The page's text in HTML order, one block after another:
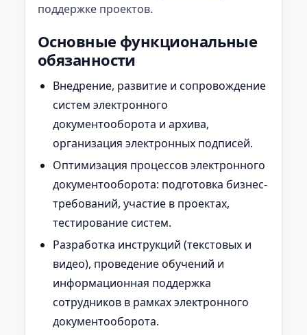
поддержке проектов.
Основные функциональные
обязанности
Внедрение, развитие и сопровождение
систем электронного
документооборота и архива,
организация электронных подписей.
Оптимизация процессов электронного
документооборота: подготовка бизнес-
требований, участие в проектах,
тестирование систем.
Разработка инструкций (текстовых и
видео), проведение обучений и
информационная поддержка
сотрудников в рамках электронного
документооборота.